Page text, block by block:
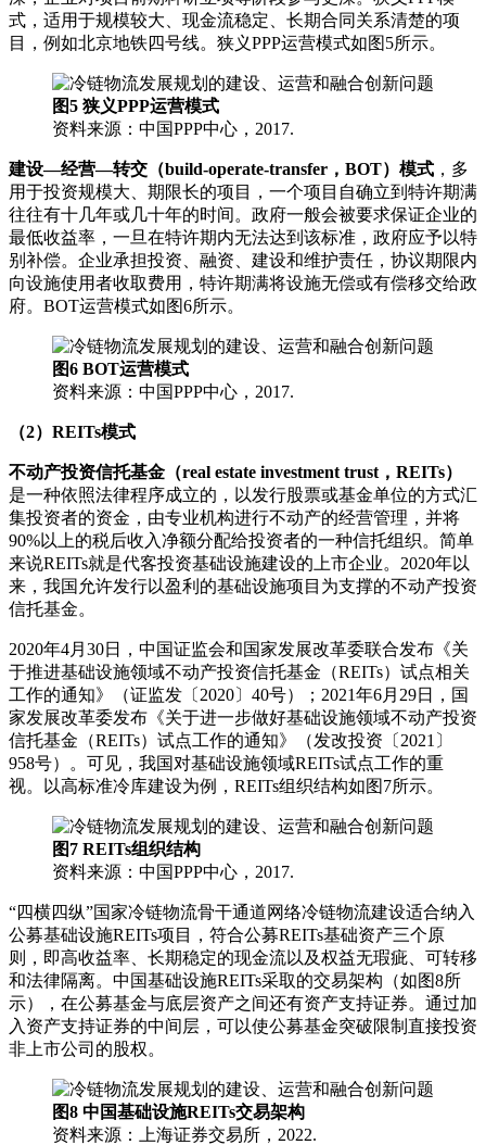
式，适用于规模较大、现金流稳定、长期合同关系清楚的项
目，例如北京地铁四号线。狭义PPP运营模式如图5所示。
图5 狭义PPP运营模式
资料来源：中国PPP中心，2017.
建设—经营—转交（build-operate-transfer，BOT）模式 ，多
用于投资规模大、期限长的项目，一个项目自确立到特许期满
往往有十几年或几十年的时间。政府一般会被要求保证企业的
最低收益率，一旦在特许期内无法达到该标准，政府应予以特
别补偿。企业承担投资、融资、建设和维护责任，协议期限内
向设施使用者收取费用，特许期满将设施无偿或有偿移交给政
府。BOT运营模式如图6所示。
图6 BOT运营模式
资料来源：中国PPP中心，2017.
（2）REITs模式
不动产投资信托基金（real estate investment trust，REITs）
是一种依照法律程序成立的，以发行股票或基金单位的方式汇
集投资者的资金，由专业机构进行不动产的经营管理，并将
90%以上的税后收入净额分配给投资者的一种信托组织。简单
来说REITs就是代客投资基础设施建设的上市企业。2020年以
来，我国允许发行以盈利的基础设施项目为支撑的不动产投资
信托基金。
2020年4月30日，中国证监会和国家发展改革委联合发布《关
于推进基础设施领域不动产投资信托基金（REITs）试点相关
工作的通知》（证监发〔2020〕40号）；2021年6月29日，国
家发展改革委发布《关于进一步做好基础设施领域不动产投资
信托基金（REITs）试点工作的通知》（发改投资〔2021〕
958号）。可见，我国对基础设施领域REITs试点工作的重
视。以高标准冷库建设为例，REITs组织结构如图7所示。
图7 REITs组织结构
资料来源：中国PPP中心，2017.
“四横四纵”国家冷链物流骨干通道网络冷链物流建设适合纳入
公募基础设施REITs项目，符合公募REITs基础资产三个原
则，即高收益率、长期稳定的现金流以及权益无瑕疵、可转移
和法律隔离。中国基础设施REITs采取的交易架构（如图8所
示），在公募基金与底层资产之间还有资产支持证券。通过加
入资产支持证券的中间层，可以使公募基金突破限制直接投资
非上市公司的股权。
图8 中国基础设施REITs交易架构
资料来源：上海证券交易所，2022.